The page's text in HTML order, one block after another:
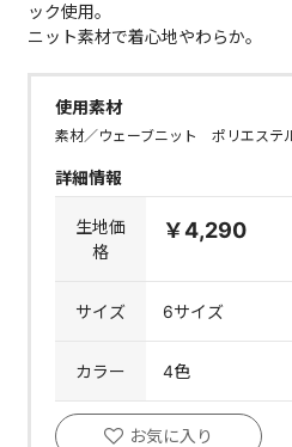
ック使用。
ニット素材で着心地やわらか。
使用素材
素材／ウェーブニット ポリエステ
詳細情報
生地価
格
￥4,290
サイズ 6サイズ
カラー 4色
お気に入り